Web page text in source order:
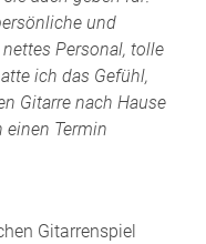
und
Personal, tolle
ich das Gefühl,
Gitarre nach Hause
Termin
Gitarrenspiel